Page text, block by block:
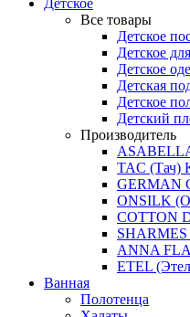
Детское
Все товары
Детское
Детское
Детское
Детская
Детское
Детский
Производитель
TAC (Тач)
GERMAN
ONSILK
COTTON
ANNA
ETEL
Ванная
Полотенца